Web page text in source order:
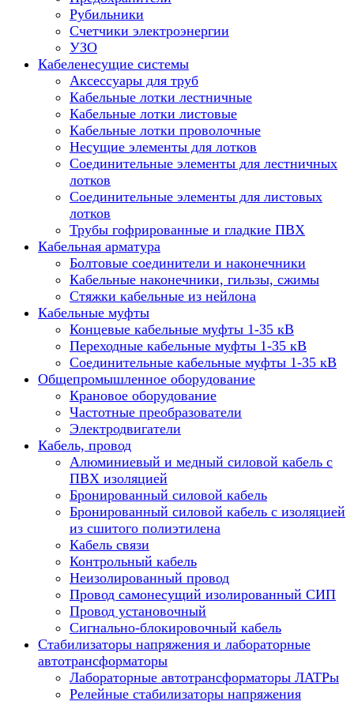
Рубильники
Счетчики электроэнергии
УЗО
Кабеленесущие системы
Аксессуары для труб
Кабельные лотки лестничные
Кабельные лотки листовые
Кабельные лотки проволочные
Несущие элементы для лотков
Соединительные элементы для лестничных
лотков
Соединительные элементы для листовых
лотков
Трубы гофрированные и гладкие ПВХ
Кабельная арматура
Болтовые соединители и наконечники
Кабельные наконечники, гильзы, сжимы
Стяжки кабельные из нейлона
Кабельные муфты
Концевые кабельные муфты 1-35 кВ
Переходные кабельные муфты 1-35 кВ
Соединительные кабельные муфты 1-35 кВ
Общепромышленное оборудование
Крановое оборудование
Частотные преобразователи
Электродвигатели
Кабель, провод
Алюминиевый и медный силовой кабель с
ПВХ изоляцией
Бронированный силовой кабель
Бронированный силовой кабель с изоляцией
из сшитого полиэтилена
Кабель связи
Контрольный кабель
Неизолированный провод
Провод самонесущий изолированный СИП
Провод установочный
Сигнально-блокировочный кабель
Стабилизаторы напряжения и лабораторные
автотрансформаторы
Лабораторные автотрансформаторы ЛАТРы
Релейные стабилизаторы напряжения